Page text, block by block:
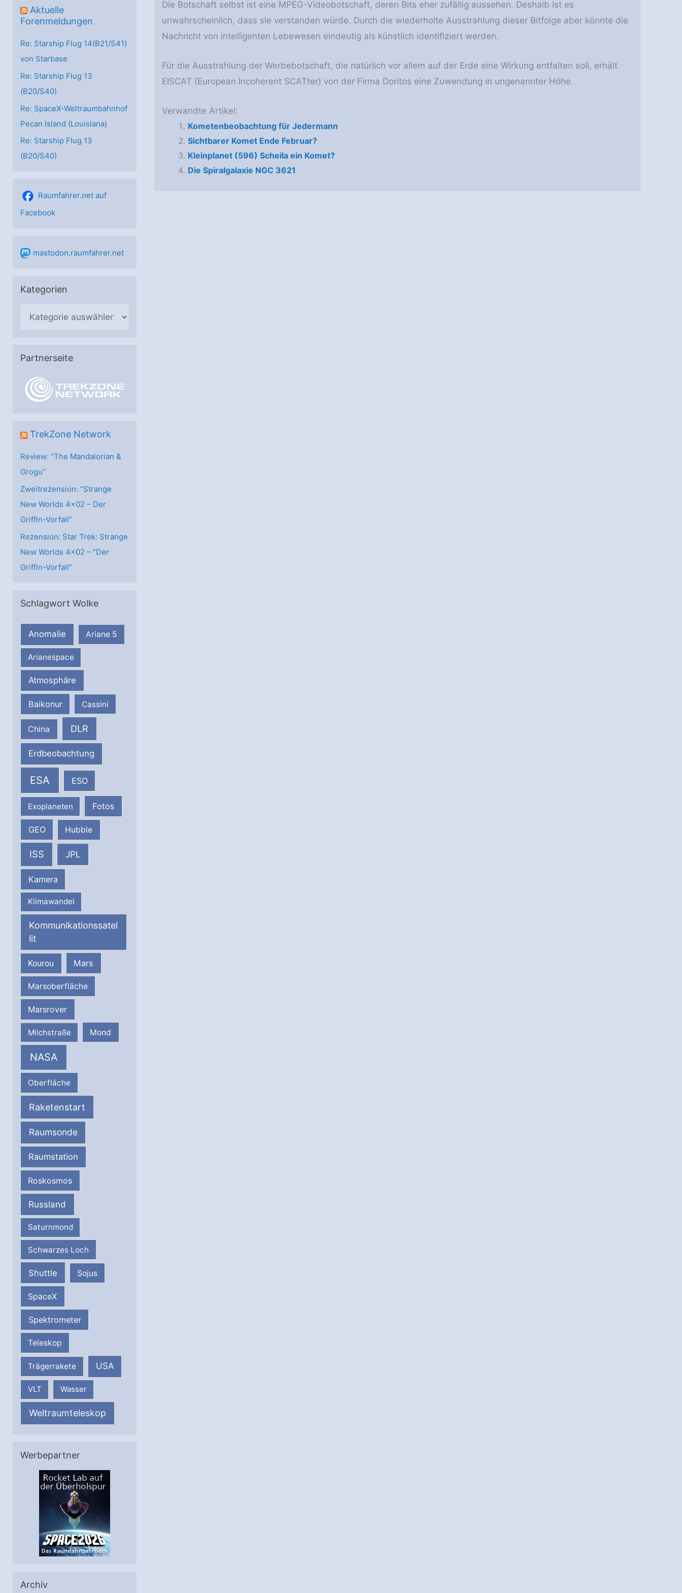
Aktuelle
Forenmeldungen
Re: Starship Flug 14(B21/S41)
von Starbase
Re: Starship Flug 13
(B20/S40)
Re: SpaceX-Weltraumbahnhof
Pecan Island (Louisiana)
Re: Starship Flug 13
(B20/S40)
Raumfahrer.net auf
Facebook
mastodon.raumfahrer.net
Kategorien
e
e
Partnerseite
TrekZone Network
Review: “The Mandalorian &
Grogu”
Zweitrezension: “Strange
New Worlds 4×02 – Der
Griffin-Vorfall”
Rezension: Star Trek: Strange
New Worlds 4×02 – “Der
Griffin-Vorfall”
Schlagwort Wolke
Anomalie Ariane 5
Arianespace
Atmosphäre
Baikonur Cassini
China DLR
Erdbeobachtung
ESA ESO
Exoplaneten Fotos
GEO Hubble
ISS JPL
Kamera
Klimawandel
Kommunikationssatel
lit
Kourou Mars
Marsoberfläche
Marsrover
Milchstraße Mond
NASA
Oberfläche
Raketenstart
Raumsonde
Raumstation
Roskosmos
Russland
Saturnmond
Schwarzes Loch
Shuttle Sojus
SpaceX
Spektrometer
Teleskop
Trägerrakete USA
VLT Wasser
Weltraumteleskop
Werbepartner
Archiv
Die Botschaft selbst ist eine MPEG-Videobotschaft, deren Bits eher zufällig aussehen. Deshalb ist es
unwahrscheinlich, dass sie verstanden würde. Durch die wiederholte Ausstrahlung dieser Bitfolge aber könnte die
Nachricht von intelligenten Lebewesen eindeutig als künstlich identifiziert werden.
Für die Ausstrahlung der Werbebotschaft, die natürlich vor allem auf der Erde eine Wirkung entfalten soll, erhält
EISCAT (European Incoherent SCATter) von der Firma Doritos eine Zuwendung in ungenannter Höhe.
Verwandte Artikel:
Kometenbeobachtung für Jedermann
Sichtbarer Komet Ende Februar?
Kleinplanet (596) Scheila ein Komet?
Die Spiralgalaxie NGC 3621